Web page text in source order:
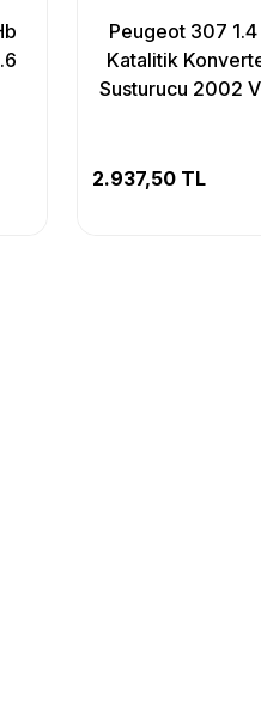
Peugeot 307
Katalitik
Susturucu 2002
2.937,50 TL